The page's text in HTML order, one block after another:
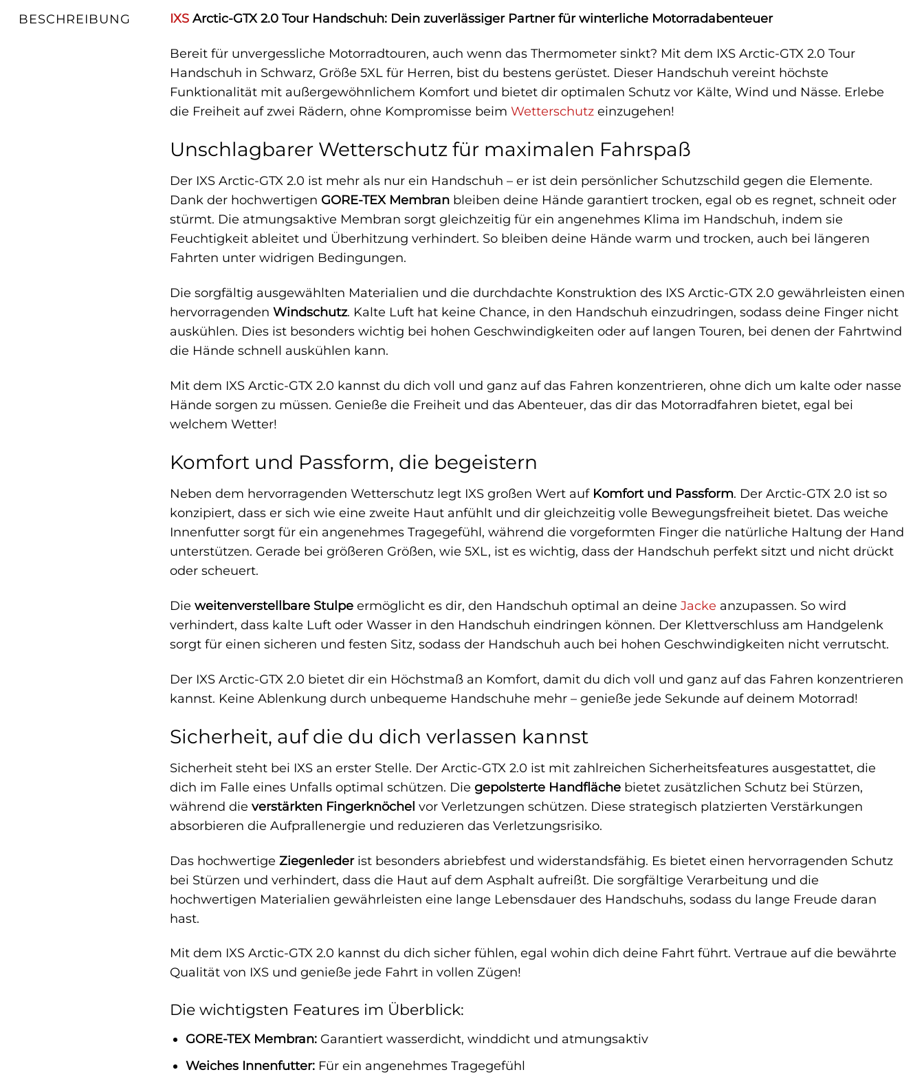
BESCHREIBUNG IXS Arctic-GTX 2.0 Tour Handschuh: Dein zuverlässiger Partner für winterliche Motorradabenteuer
Bereit für unvergessliche Motorradtouren, auch wenn das Thermometer sinkt? Mit dem IXS Arctic-GTX 2.0 Tour
Handschuh in Schwarz, Größe 5XL für Herren, bist du bestens gerüstet. Dieser Handschuh vereint höchste
Funktionalität mit außergewöhnlichem Komfort und bietet dir optimalen Schutz vor Kälte, Wind und Nässe. Erlebe
die Freiheit auf zwei Rädern, ohne Kompromisse beim Wetterschutz einzugehen!
Unschlagbarer Wetterschutz für maximalen Fahrspaß
Der IXS Arctic-GTX 2.0 ist mehr als nur ein Handschuh – er ist dein persönlicher Schutzschild gegen die Elemente.
Dank der hochwertigen GORE-TEX Membran bleiben deine Hände garantiert trocken, egal ob es regnet, schneit oder
stürmt. Die atmungsaktive Membran sorgt gleichzeitig für ein angenehmes Klima im Handschuh, indem sie
Feuchtigkeit ableitet und Überhitzung verhindert. So bleiben deine Hände warm und trocken, auch bei längeren
Fahrten unter widrigen Bedingungen.
Die sorgfältig ausgewählten Materialien und die durchdachte Konstruktion des IXS Arctic-GTX 2.0 gewährleisten einen
hervorragenden Windschutz. Kalte Luft hat keine Chance, in den Handschuh einzudringen, sodass deine Finger nicht
auskühlen. Dies ist besonders wichtig bei hohen Geschwindigkeiten oder auf langen Touren, bei denen der Fahrtwind
die Hände schnell auskühlen kann.
Mit dem IXS Arctic-GTX 2.0 kannst du dich voll und ganz auf das Fahren konzentrieren, ohne dich um kalte oder nasse
Hände sorgen zu müssen. Genieße die Freiheit und das Abenteuer, das dir das Motorradfahren bietet, egal bei
welchem Wetter!
Komfort und Passform, die begeistern
Neben dem hervorragenden Wetterschutz legt IXS großen Wert auf Komfort und Passform. Der Arctic-GTX 2.0 ist so
konzipiert, dass er sich wie eine zweite Haut anfühlt und dir gleichzeitig volle Bewegungsfreiheit bietet. Das weiche
Innenfutter sorgt für ein angenehmes Tragegefühl, während die vorgeformten Finger die natürliche Haltung der Hand
unterstützen. Gerade bei größeren Größen, wie 5XL, ist es wichtig, dass der Handschuh perfekt sitzt und nicht drückt
oder scheuert.
Die weitenverstellbare Stulpe ermöglicht es dir, den Handschuh optimal an deine Jacke anzupassen. So wird
verhindert, dass kalte Luft oder Wasser in den Handschuh eindringen können. Der Klettverschluss am Handgelenk
sorgt für einen sicheren und festen Sitz, sodass der Handschuh auch bei hohen Geschwindigkeiten nicht verrutscht.
Der IXS Arctic-GTX 2.0 bietet dir ein Höchstmaß an Komfort, damit du dich voll und ganz auf das Fahren konzentrieren
kannst. Keine Ablenkung durch unbequeme Handschuhe mehr – genieße jede Sekunde auf deinem Motorrad!
Sicherheit, auf die du dich verlassen kannst
Sicherheit steht bei IXS an erster Stelle. Der Arctic-GTX 2.0 ist mit zahlreichen Sicherheitsfeatures ausgestattet, die
dich im Falle eines Unfalls optimal schützen. Die gepolsterte Handfläche bietet zusätzlichen Schutz bei Stürzen,
während die verstärkten Fingerknöchel vor Verletzungen schützen. Diese strategisch platzierten Verstärkungen
absorbieren die Aufprallenergie und reduzieren das Verletzungsrisiko.
Das hochwertige Ziegenlederist besonders abriebfest und widerstandsfähig. Es bietet einen hervorragenden Schutz
bei Stürzen und verhindert, dass die Haut auf dem Asphalt aufreißt. Die sorgfältige Verarbeitung und die
hochwertigen Materialien gewährleisten eine lange Lebensdauer des Handschuhs, sodass du lange Freude daran
hast.
Mit dem IXS Arctic-GTX 2.0 kannst du dich sicher fühlen, egal wohin dich deine Fahrt führt. Vertraue auf die bewährte
Qualität von IXS und genieße jede Fahrt in vollen Zügen!
Die wichtigsten Features im Überblick:
GORE-TEX Membran:Garantiert wasserdicht, winddicht und atmungsaktiv
Weiches Innenfutter:Für ein angenehmes Tragegefühl